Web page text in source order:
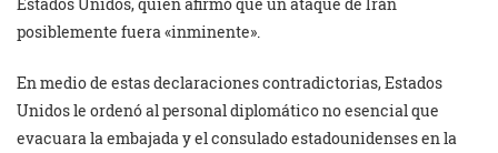
posiblemente fuera «inminente».
En medio de estas declaraciones contradictorias, Estados
Unidos le ordenó al personal diplomático no esencial que
evacuara la embajada y el consulado estadounidenses en la